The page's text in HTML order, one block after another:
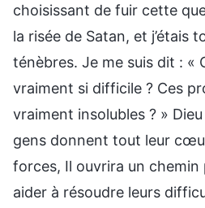
choisissant de fuir cette
la risée de Satan, et j’étais
ténèbres. Je me suis dit : «
vraiment si difficile ? Ces
vraiment insolubles ? »
gens donnent tout leur
forces, Il ouvrira un chemin
aider à résoudre leurs